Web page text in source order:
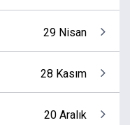
29 Nisan
28 Kasım
20 Aralık